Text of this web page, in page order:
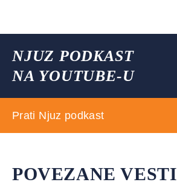
NJUZ PODKAST
NA YOUTUBE-U
Prati Njuz podkast
POVEZANE VESTI